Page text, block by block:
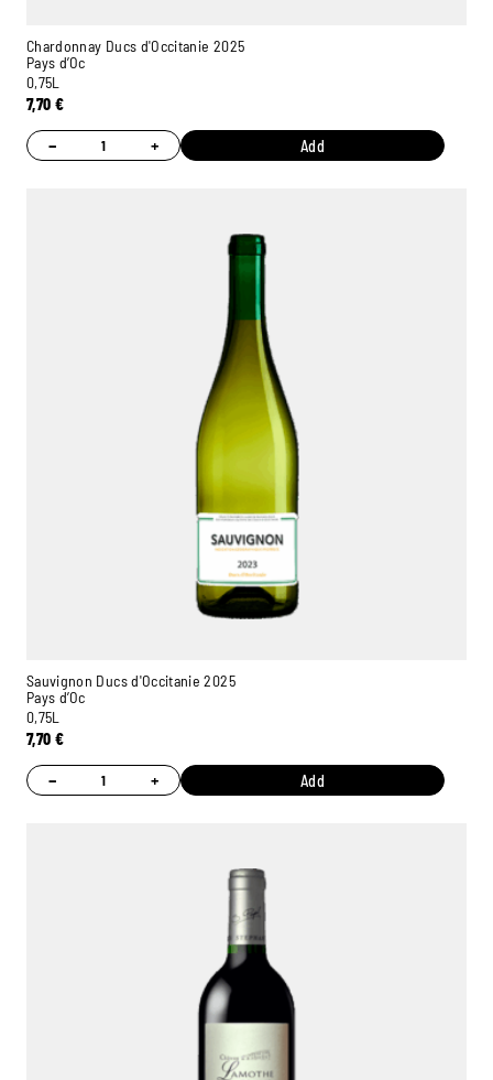
Chardonnay Ducs d'Occitanie 2025
Pays d’Oc
0,75L
7,70 €
− + Add
Sauvignon Ducs d'Occitanie 2025
Pays d’Oc
0,75L
7,70 €
− + Add